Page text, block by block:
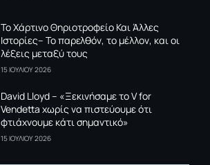
To Xάρτινο Θηριοτροφείο Και Άλλες
Ιστορίες– Το παρελθόν, το μέλλον, και οι
λέξεις μεταξύ τους
15 ΙΟΥΛΙΟΥ 2026
David Lloyd – «Ξεκινήσαμε το V for
Vendetta χωρίς να πιστεύουμε ότι
φτιάχνουμε κάτι σημαντικό»
15 ΙΟΥΛΙΟΥ 2026